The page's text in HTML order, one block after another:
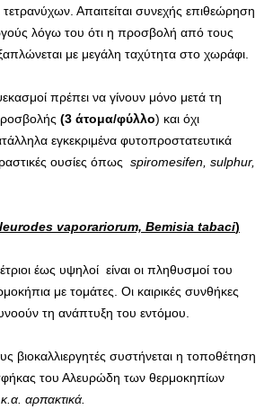
Απαιτείται συνεχής επιθεώρηση
λόγω του ότι η προσβολή από τους
με μεγάλη ταχύτητα στο χωράφι.
πρέπει να γίνουν μόνο μετά τη
(3 άτομα/φύλλο) και όχι
εγκεκριμένα φυτοπροστατευτικά
ουσίες όπως spiromesifen, sulphur,
vaporariorum, Bemisia tabaci)
έως υψηλοί είναι οι πληθυσμοί του
με τομάτες. Oι καιρικές συνθήκες
τη ανάπτυξη του εντόμου.
βιοκαλλιεργητές συστήνεται η τοποθέτηση
του Αλευρώδη των θερμοκηπίων
κ.α. αρπακτικά.